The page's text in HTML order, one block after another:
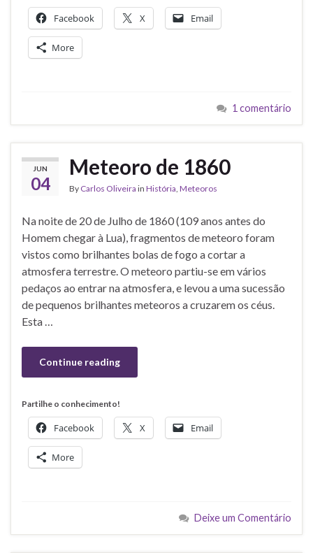
Facebook X Email
More
1 comentário
JUN
04
Meteoro de 1860
By Carlos Oliveira in História Meteoros
Na noite de 20 de Julho de 1860 (109 anos antes do
Homem chegar à Lua), fragmentos de meteoro foram
vistos como brilhantes bolas de fogo a cortar a
atmosfera terrestre. O meteoro partiu-se em vários
pedaços ao entrar na atmosfera, e levou a uma sucessão
de pequenos brilhantes meteoros a cruzarem os céus.
Esta …
Continue reading
Partilhe o conhecimento!
Facebook X Email
More
Deixe um Comentário